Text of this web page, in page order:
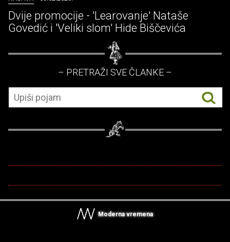
Dvije promocije - 'Learovanje' Nataše
Govedić i 'Veliki slom' Hide Biščevića
– PRETRAŽI SVE ČLANKE –
Moderna vremena